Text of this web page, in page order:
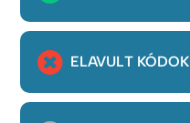
ELAVULT KÓDOK